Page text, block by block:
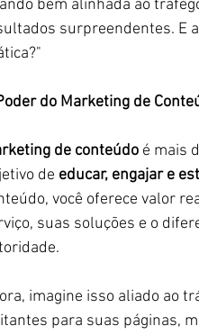
bem alinhada ao
surpreendentes. E
do Marketing de
de conteúdo é mais
de educar, engajar e
você oferece valor
suas soluções e o
imagine isso aliado ao
para suas páginas,